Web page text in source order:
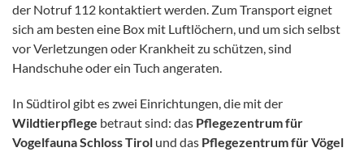
der Notruf 112 kontaktiert werden. Zum Transport eignet
sich am besten eine Box mit Luftlöchern, und um sich selbst
vor Verletzungen oder Krankheit zu schützen, sind
Handschuhe oder ein Tuch angeraten.
In Südtirol gibt es zwei Einrichtungen, die mit der
Wildtierpflege betraut sind: das Pflegezentrum für
Vogelfauna Schloss Tirol und das Pflegezentrum für Vögel